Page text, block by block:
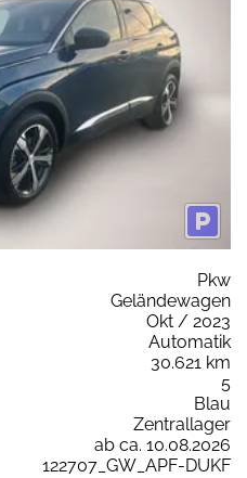
Pkw
Geländewagen
Okt / 2023
Automatik
30.621 km
5
Blau
Zentrallager
ab ca. 10.08.2026
122707_GW_APF-DUKF